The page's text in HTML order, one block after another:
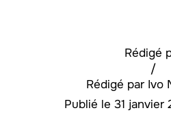
Rédigé
Ivo
/
31 janvier